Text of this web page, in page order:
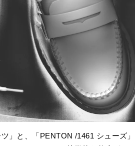
」と、「PENTON /1461 シューズ